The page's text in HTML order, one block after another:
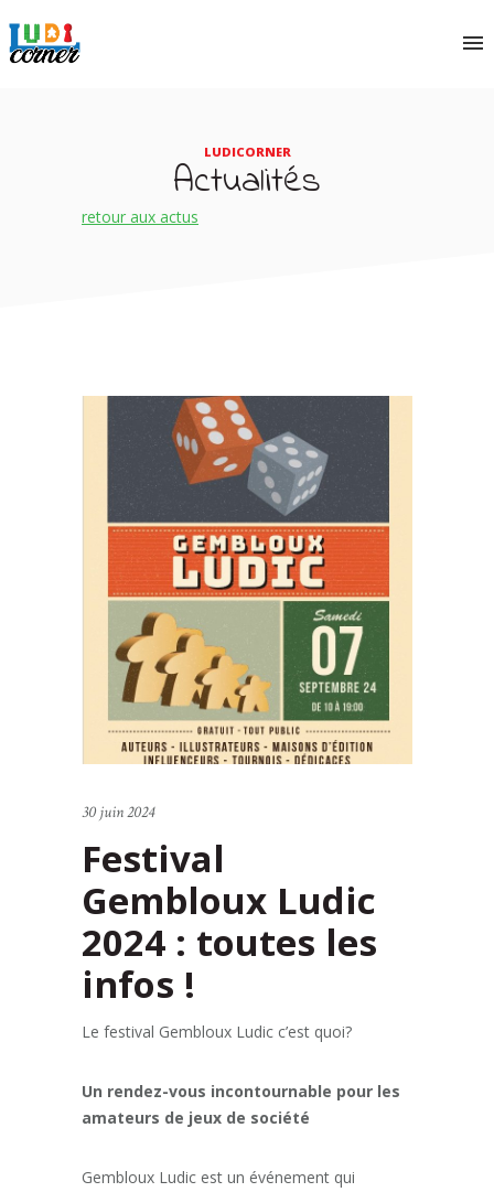
LUDICORNER
Actualités
retour aux actus
30 juin 2024
Festival
Gembloux Ludic
2024 : toutes les
infos !
Le festival Gembloux Ludic c’est quoi?
Un rendez-vous incontournable pour les
amateurs de jeux de société
Gembloux Ludic est un événement qui